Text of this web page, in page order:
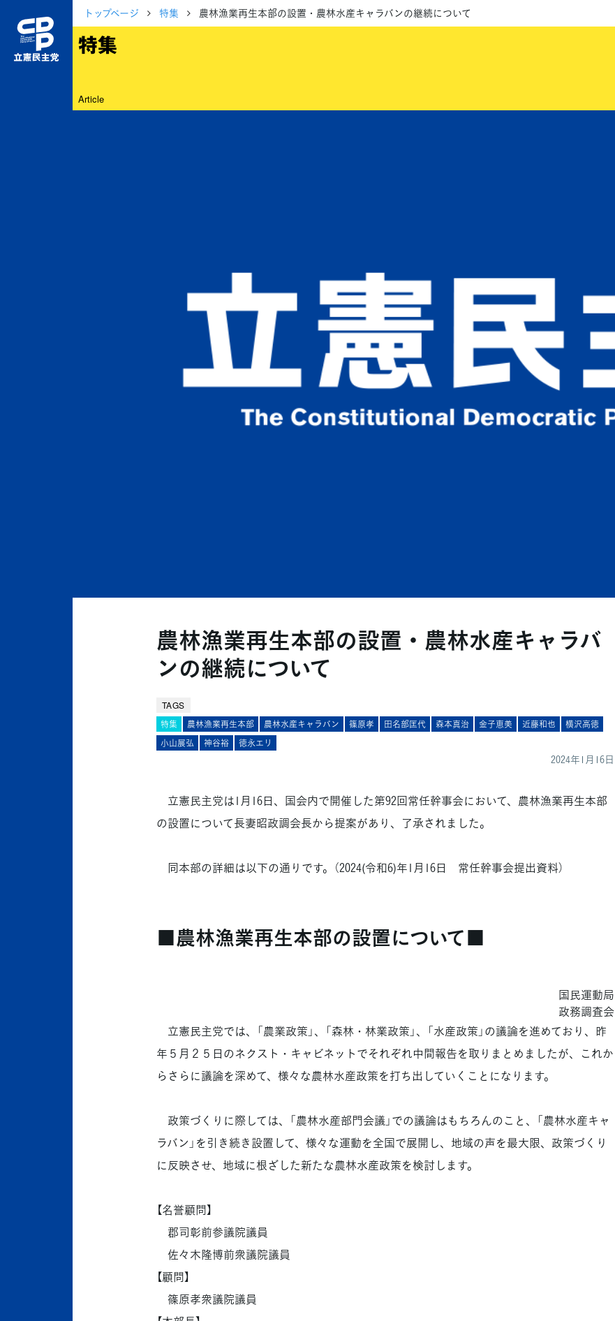
トップページ 特集 農林漁業再生本部の設置・農林水産キャラバンの継続について
特集
Article
農林漁業再生本部の設置・農林水産キャラバ
ンの継続について
TAGS
特集 農林漁業再生本部 農林水産キャラバン 篠原孝 田名部匡代 森本真治 金子恵美 近藤和也
横沢高徳
小山展弘
神谷裕 徳永エリ
2024年1月16日
立憲民主党は1月16日、国会内で開催した第92回常任幹事会において、農林漁業再生本部
の設置について長妻昭政調会長から提案があり、了承されました。
同本部の詳細は以下の通りです。（2024(令和6)年1月16日 常任幹事会提出資料）
■農林漁業再生本部の設置について■
国民運動局
政務調査会
立憲民主党では、「農業政策」、「森林・林業政策」、「水産政策」の議論を進めており、昨
年５月２５日のネクスト・キャビネットでそれぞれ中間報告を取りまとめましたが、これか
らさらに議論を深めて、様々な農林水産政策を打ち出していくことになります。
政策づくりに際しては、「農林水産部門会議」での議論はもちろんのこと、「農林水産キャ
ラバン」を引き続き設置して、様々な運動を全国で展開し、地域の声を最大限、政策づくり
に反映させ、地域に根ざした新たな農林水産政策を検討します。
【名誉顧問】
郡司彰前参議院議員
佐々木隆博前衆議院議員
【顧問】
篠原孝衆議院議員